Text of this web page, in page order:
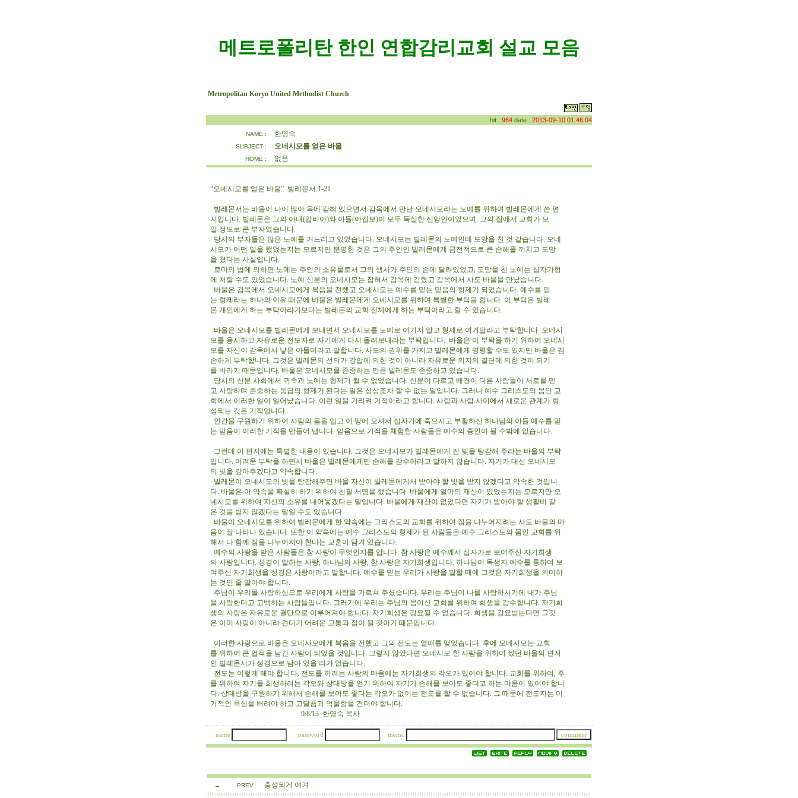
메트로폴리탄 한인 연합감리교회 설교 모음
Metropolitan Koryo United Methodist Church
hit : 964 date : 2013-09-10 01:46:04
NAME : 한영숙
SUBJECT : 오네시모를 얻은 바울
HOME : 없음
“오네시모를 얻은 바울” 빌레몬서 1-21
빌레몬서는 바울이 나이 많아 옥에 갇혀 있으면서 감옥에서 만난 오네시모라는 노예를 위하여 빌레몬에게 쓴 편
지입니다. 빌레몬은 그의 아내(압비아)와 아들(아킵보)이 모두 독실한 신앙인이었으며, 그의 집에서 교회가 모
일 정도로 큰 부자였습니다.
당시의 부자들은 많은 노예를 거느리고 있었습니다. 오네시모는 빌레몬의 노예인데 도망을 친 것 같습니다. 오네
시모가 어떤 일을 했었는지는 모르지만 분명한 것은 그의 주인인 빌레몬에게 금전적으로 큰 손해를 끼치고 도망
을 쳤다는 사실입니다.
로마의 법에 의하면 노예는 주인의 소유물로서 그의 생사가 주인의 손에 달려있었고, 도망을 친 노예는 십자가형
에 처할 수도 있었습니다. 노예 신분의 오네시모는 잡혀서 감옥에 갇혔고 감옥에서 사도 바울을 만났습니다.
바울은 감옥에서 오네시모에게 복음을 전했고 오네시모는 예수를 믿는 믿음의 형제가 되었습니다. 예수를 믿
는 형제라는 하나의 이유 때문에 바울은 빌레몬에게 오네시모를 위하여 특별한 부탁을 합니다. 이 부탁은 빌레
몬 개인에게 하는 부탁이라기보다는 빌레몬의 교회 전체에게 하는 부탁이라고 할 수 있습니다.
바울은 오네시모를 빌레몬에게 보내면서 오네시모를 노예로 여기지 말고 형제로 여겨달라고 부탁합니다. 오네시
모를 용서하고 자유로운 전도자로 자기에게 다시 돌려보내라는 부탁입니다. 바울은 이 부탁을 하기 위하여 오네시
모를 자신이 감옥에서 낳은 아들이라고 말합니다. 사도의 권위를 가지고 빌레몬에게 명령할 수도 있지만 바울은 겸
손하게 부탁합니다. 그것은 빌레몬의 선의가 강압에 의한 것이 아니라 자유로운 의지의 결단에 의한 것이 되기
를 바라기 때문입니다. 바울은 오네시모를 존중하는 만큼 빌레몬도 존중하고 있습니다.
당시의 신분 사회에서 귀족과 노예는 형제가 될 수 없었습니다. 신분이 다르고 배경이 다른 사람들이 서로를 믿
고 사랑하며 존중하는 동급의 형제가 된다는 일은 상상조차 할 수 없는 일입니다. 그러나 예수 그리스도의 몸인 교
회에서 이러한 일이 일어났습니다. 이런 일을 가리켜 기적이라고 합니다. 사람과 사람 사이에서 새로운 관계가 형
성되는 것은 기적입니다.
인간을 구원하기 위하여 사람의 몸을 입고 이 땅에 오셔서 십자가에 죽으시고 부활하신 하나님의 아들 예수를 믿
는 믿음이 이러한 기적을 만들어 냅니다. 믿음으로 기적을 체험한 사람들은 예수의 증인이 될 수밖에 없습니다.
그런데 이 편지에는 특별한 내용이 있습니다. 그것은 오네시모가 빌레몬에게 진 빚을 탕감해 주라는 바울의 부탁
입니다. 어려운 부탁을 하면서 바울은 빌레몬에게만 손해를 감수하라고 말하지 않습니다. 자기가 대신 오네시모
의 빚을 갚아주겠다고 약속합니다.
빌레몬이 오네시모의 빚을 탕감해주면 바울 자신이 빌레몬에게서 받아야 할 빚을 받지 않겠다고 약속한 것입니
다. 바울은 이 약속을 확실히 하기 위하여 친필 서명을 했습니다. 바울에게 얼마의 재산이 있었는지는 모르지만 오
네시모를 위하여 자신의 소유를 내어놓겠다는 말입니다. 바울에게 재산이 없었다면 자기가 받아야 할 생활비 같
은 것을 받지 않겠다는 말일 수도 있습니다.
바울이 오네시모를 위하여 빌레몬에게 한 약속에는 그리스도의 교회를 위하여 짐을 나누어지려는 사도 바울의 마
음이 잘 나타나 있습니다. 또한 이 약속에는 예수 그리스도의 형제가 된 사람들은 예수 그리스도의 몸인 교회를 위
해서 다 함께 짐을 나누어져야 한다는 교훈이 담겨 있습니다.
예수의 사랑을 받은 사람들은 참 사랑이 무엇인지를 압니다. 참 사랑은 예수께서 십자가로 보여주신 자기희생
의 사랑입니다. 성경이 말하는 사랑, 하나님의 사랑, 참 사랑은 자기희생입니다. 하나님이 독생자 예수를 통하여 보
여주신 자기희생을 성경은 사랑이라고 말합니다. 예수를 믿는 우리가 사랑을 말할 때에 그것은 자기희생을 의미하
는 것인 줄 알아야 합니다.
주님이 우리를 사랑하심으로 우리에게 사랑을 가르쳐 주셨습니다. 우리는 주님이 나를 사랑하시기에 내가 주님
을 사랑한다고 고백하는 사람들입니다. 그러기에 우리는 주님의 몸이신 교회를 위하여 희생을 감수합니다. 자기희
생의 사랑은 자유로운 결단으로 이루어져야 합니다. 자기희생은 강요될 수 없습니다. 희생을 강요받는다면 그것
은 이미 사랑이 아니라 견디기 어려운 고통과 짐이 될 것이기 때문입니다.
이러한 사랑으로 바울은 오네시모에게 복음을 전했고 그의 전도는 열매를 맺었습니다. 후에 오네시모는 교회
를 위하여 큰 업적을 남긴 사람이 되었을 것입니다. 그렇지 않았다면 오네시모 한 사람을 위하여 썼던 바울의 편지
인 빌레몬서가 성경으로 남아 있을 리가 없습니다.
전도는 이렇게 해야 합니다. 전도를 하려는 사람의 마음에는 자기희생의 각오가 있어야 합니다. 교회를 위하여, 주
를 위하여 자기를 희생하려는 각오와 상대방을 얻기 위하여 자기가 손해를 보아도 좋다고 하는 마음이 있어야 합니
다. 상대방을 구원하기 위해서 손해를 보아도 좋다는 각오가 없이는 전도를 할 수 없습니다. 그 때문에 전도자는 이
기적인 욕심을 버려야 하고 고달픔과 억울함을 견뎌야 합니다.
9/8/13 한영숙 목사
name password memo
← PREV 충성되게 여겨